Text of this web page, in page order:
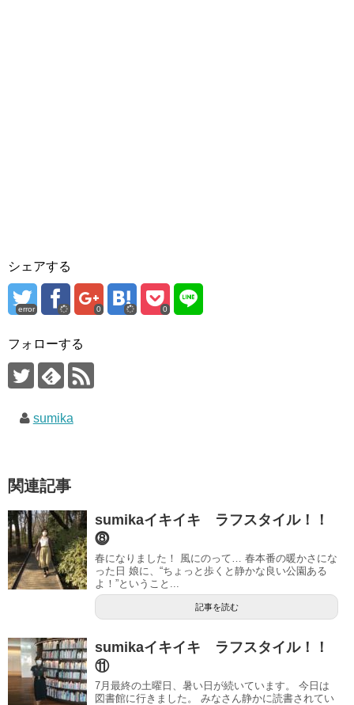
シェアする
error 0 0
フォローする
sumika
関連記事
sumikaイキイキ ラフスタイル！！
⓼
春になりました！ 風にのって… 春本番の暖かさにな
った日 娘に、“ちょっと歩くと静かな良い公園ある
よ！”ということ...
記事を読む
sumikaイキイキ ラフスタイル！！
⑪
7月最終の土曜日、暑い日が続いています。 今日は
図書館に行きました。 みなさん静かに読書されてい